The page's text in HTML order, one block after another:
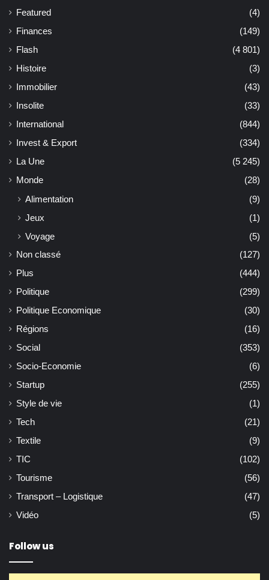
Featured
(4)
Finances
(149)
Flash
(4 801)
Histoire
(3)
Immobilier
(43)
Insolite
(33)
International
(844)
Invest & Export
(334)
La Une
(5 245)
Monde
(28)
Alimentation
(9)
Jeux
(1)
Voyage
(5)
Non classé
(127)
Plus
(444)
Politique
(299)
Politique Economique
(30)
Régions
(16)
Social
(353)
Socio-Economie
(6)
Startup
(255)
Style de vie
(1)
Tech
(21)
Textile
(9)
TIC
(102)
Tourisme
(56)
Transport – Logistique
(47)
Vidéo
(5)
Follow us